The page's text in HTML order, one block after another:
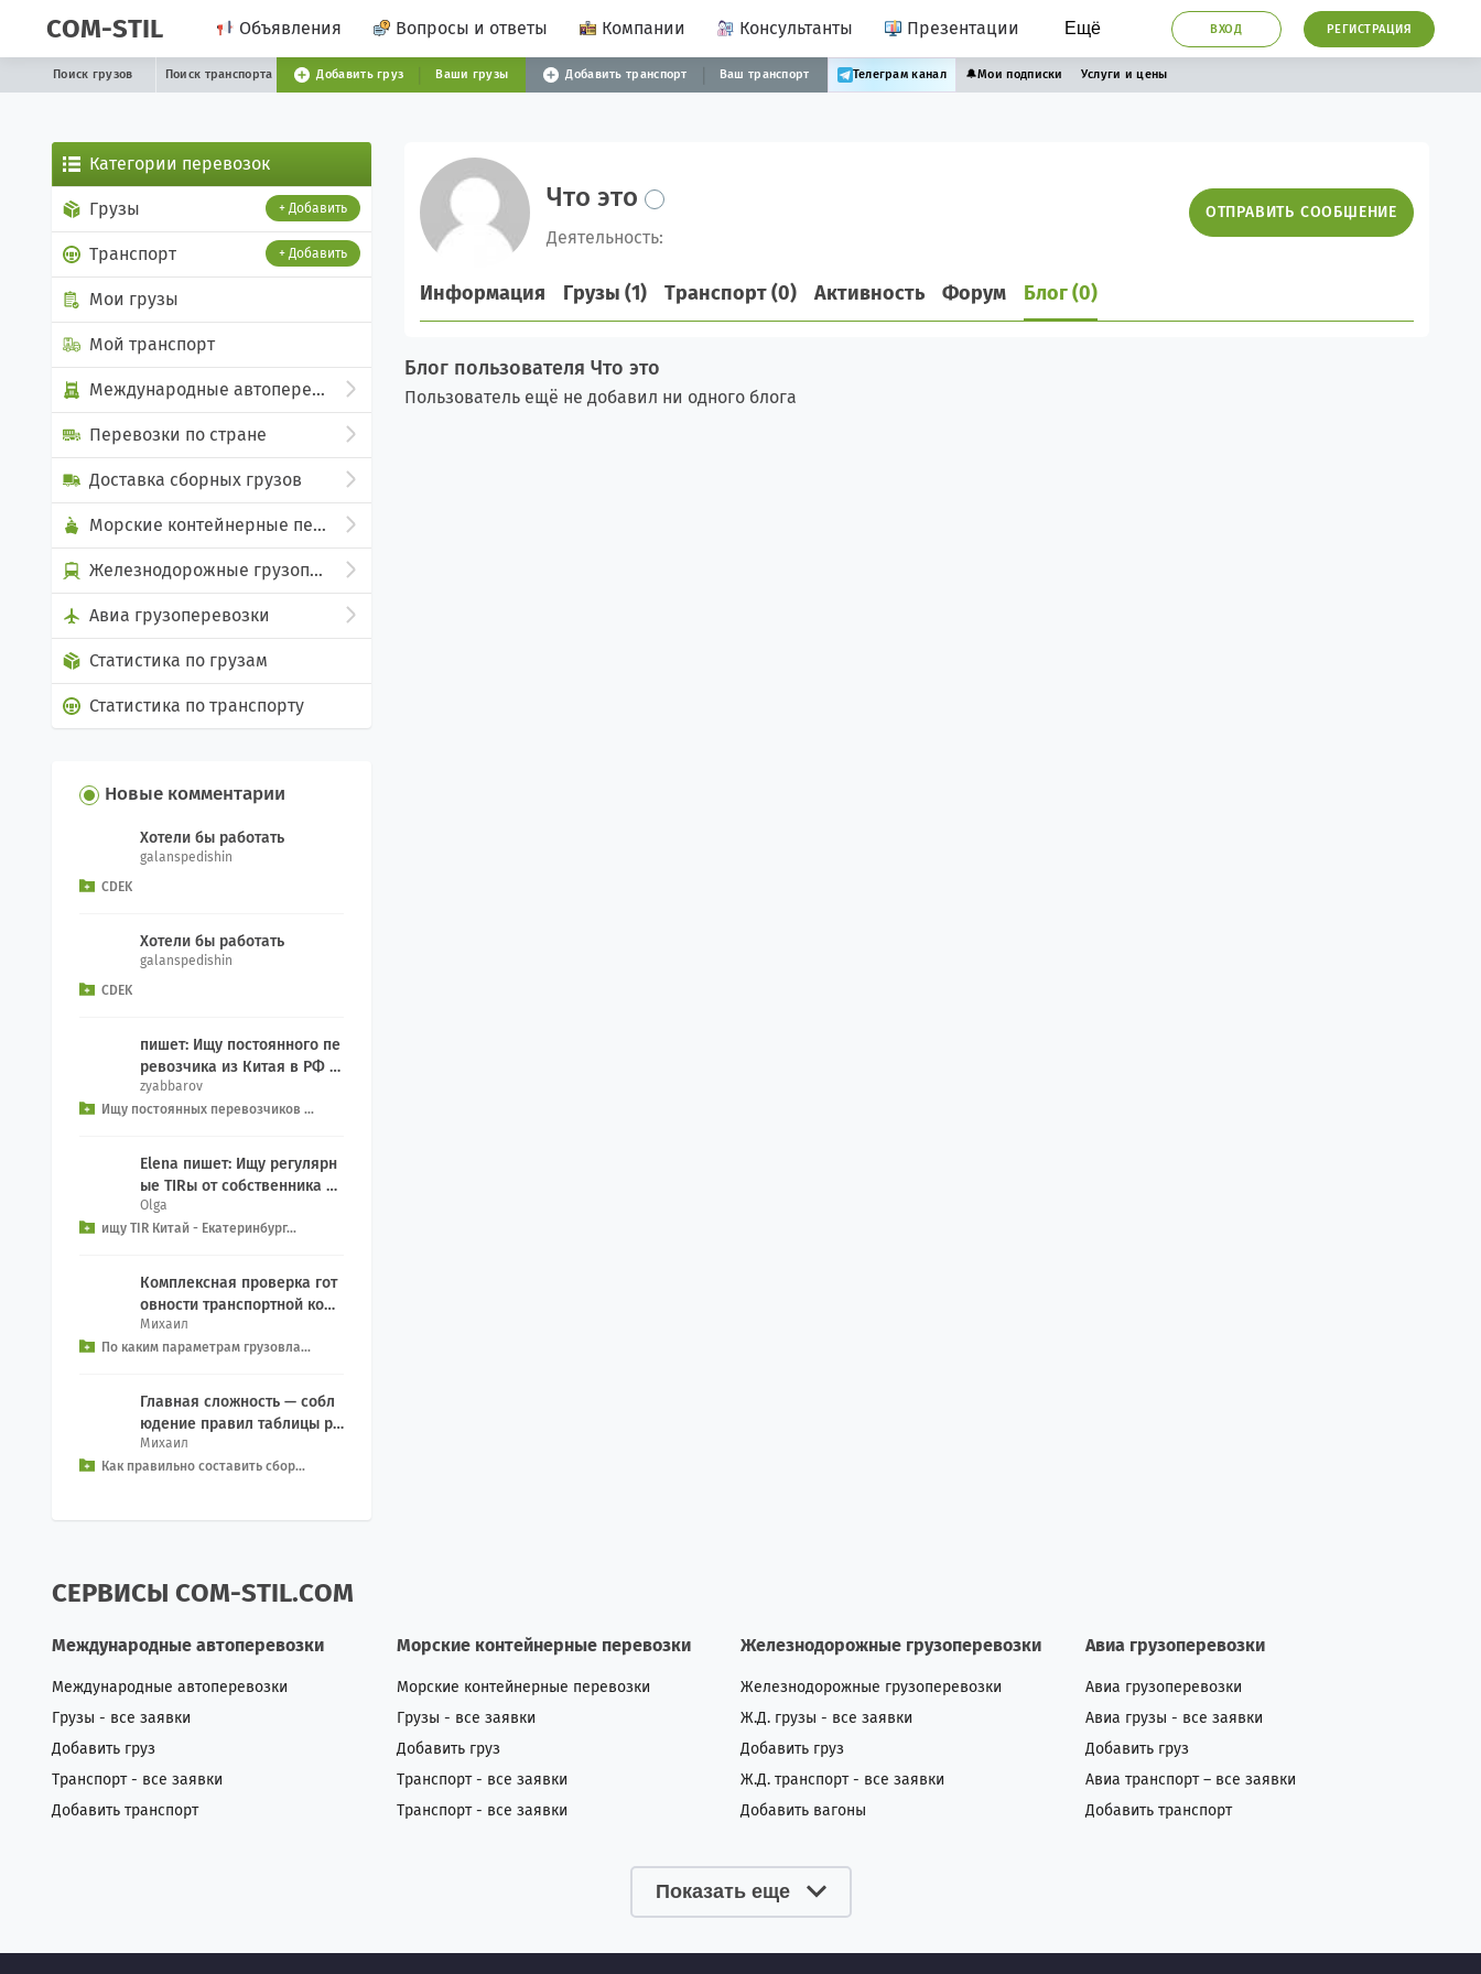
COM-STIL Объявления Вопросы и ответы Компании Консультанты Презентации Ещё ВХОД РЕГИСТРАЦИЯ
Поиск грузов Поиск транспорта Добавить груз Ваши грузы Добавить транспорт Ваш транспорт Телеграм канал 🔔Мои подписки Услуги и цены
Категории перевозок
Грузы + Добавить
Транспорт + Добавить
Мои грузы
Мой транспорт
Международные автоперевозки
Перевозки по стране
Доставка сборных грузов
Морские контейнерные перевозки
Железнодорожные грузоперевозки
Авиа грузоперевозки
Статистика по грузам
Статистика по транспорту
Новые комментарии
Хотели бы работать
galanspedishin
CDEK
Хотели бы работать
galanspedishin
CDEK
пишет: Ищу постоянного пе
ревозчика из Китая в РФ д
ля еженедельного Добрый
день, как связ...
zyabbarov
Ищу постоянных перевозчиков ...
Elena пишет: Ищу регулярн
ые TIRы от собственника се
рвиса на Екатеринбург из к
итая, EXW We...
Olga
ищу TIR Китай - Екатеринбург...
Комплексная проверка гот
овности транспортной комп
ании включает контрольны
й чек-лист: Прове...
Михаил
По каким параметрам грузовла...
Главная сложность — собл
юдение правил таблицы ра
зделения (Segregation): За
прет на совместн...
Михаил
Как правильно составить сбор...
Что это
Деятельность:
ОТПРАВИТЬ СООБЩЕНИЕ
Информация Грузы (1) Транспорт (0) Активность Форум Блог (0)
Блог пользователя Что это
Пользователь ещё не добавил ни одного блога
СЕРВИСЫ COM-STIL.COM
Международные автоперевозки
Международные автоперевозки
Грузы - все заявки
Добавить груз
Транспорт - все заявки
Добавить транспорт
Морские контейнерные перевозки
Морские контейнерные перевозки
Грузы - все заявки
Добавить груз
Транспорт - все заявки
Транспорт - все заявки
Железнодорожные грузоперевозки
Железнодорожные грузоперевозки
Ж.Д. грузы - все заявки
Добавить груз
Ж.Д. транспорт - все заявки
Добавить вагоны
Авиа грузоперевозки
Авиа грузоперевозки
Авиа грузы - все заявки
Добавить груз
Авиа транспорт – все заявки
Добавить транспорт
Показать еще